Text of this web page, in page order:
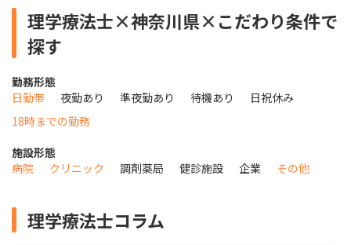
理学療法士×神奈川県×こだわり条件で
探す
勤務形態
日勤帯
夜勤あり 準夜勤あり 待機あり
日祝休み
18時までの勤務
施設形態
病院
クリニック 調剤薬局 健診施設 企業 その他
理学療法士コラム